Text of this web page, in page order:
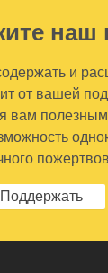
наш
и
от вашей
вам
Поддержать